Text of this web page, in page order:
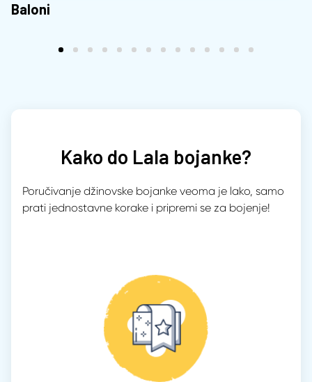
Baloni
Kako do Lala bojanke?
Poručivanje džinovske bojanke veoma je lako, samo
prati jednostavne korake i pripremi se za bojenje!